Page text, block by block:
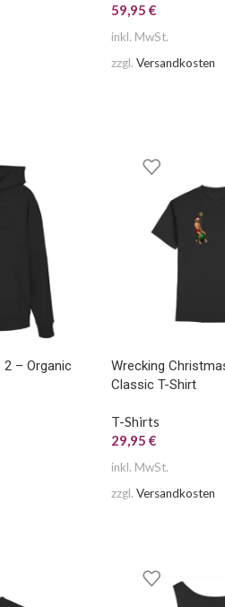
59,95 €
inkl. MwSt.
zzgl. Versandkosten
– Organic
Wrecking
Classic T-Shirt
T-Shirts
29,95 €
inkl. MwSt.
zzgl. Versandkosten